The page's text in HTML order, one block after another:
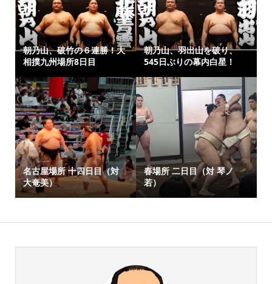
朝乃山、破竹の６連勝！大
相撲九州場所8日目
朝乃山、羽出山を破り、
545日ぶりの幕内白星！
名古屋場所 十四日目（対
大奄美）
春場所 二日目（対 琴ノ
若）